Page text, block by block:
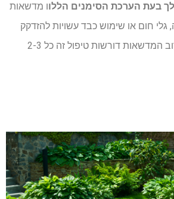
בעת הערכת הסימנים הללוו מדשאות
חום או שימוש כבד עשויות להזדקק
לפיקוח שנתי, בעוד שרוב המדשאות דורשות טיפול זה כל 2-3